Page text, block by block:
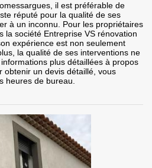
il est préférable de
réputé pour la qualité de ses
à un inconnu. Pour les propriétaires
la société Entreprise VS rénovation
expérience est non seulement
la qualité de ses interventions ne
plus détaillées à propos
obtenir un devis détaillé, vous
heures de bureau.